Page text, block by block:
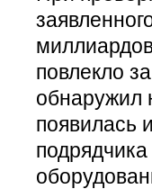
повлекло
обнаружил
появилась